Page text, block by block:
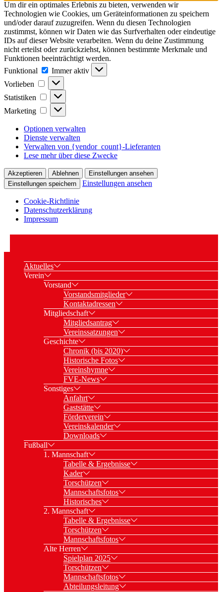
Um dir ein optimales Erlebnis zu bieten, verwenden wir
Technologien wie Cookies, um Geräteinformationen zu speichern
und/oder darauf zuzugreifen. Wenn du diesen Technologien
zustimmst, können wir Daten wie das Surfverhalten oder eindeutige
IDs auf dieser Website verarbeiten. Wenn du deine Zustimmung
nicht erteilst oder zurückziehst, können bestimmte Merkmale und
Funktionen beeinträchtigt werden.
Funktional
Funktional
Immer aktiv
Vorlieben
Vorlieben
Statistiken Statistiken
Marketing Marketing
Optionen verwalten
Dienste verwalten
Verwalten von {vendor_count}-Lieferanten
Lese mehr über diese Zwecke
Akzeptieren Ablehnen
Einstellungen ansehen
Einstellungen speichern
Einstellungen ansehen
Cookie-Richtlinie
Datenschutzerklärung
Impressum
Aktuelles
Verein
Vorstand
Vorstandsmitglieder
Kontaktadressen
Mitgliedschaft
Mitgliedsantrag
Vereinssatzungen
Geschichte
Chronik (bis 2020)
Historische Fotos
Vereinshymne
FVE-News
Sonstiges
Anfahrt
Gaststätte
Förderverein
Vereinskalender
Downloads
Fußball
1. Mannschaft
Tabelle & Ergebnisse
Kader
Torschützen
Mannschaftsfotos
Historisches
2. Mannschaft
Tabelle & Ergebnisse
Torschützen
Mannschaftsfotos
Alte Herren
Spielplan 2025
Torschützen
Mannschaftsfotos
Abteilungsleitung